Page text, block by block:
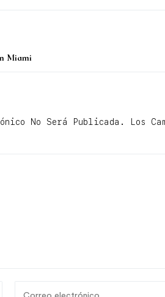
Miami
No Será Publicada.
Los